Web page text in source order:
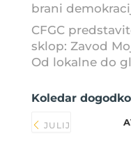
brani
CFGC
sklop: Zavod
Od lokalne do
Koledar
JULIJ